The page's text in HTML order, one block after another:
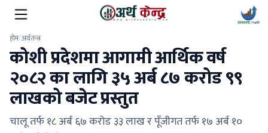
होम/अर्थतन्त्र
कोशी प्रदेशमा आगामी आर्थिक वर्ष
२०८२ का लागि ३५ अर्ब ८७ करोड ९९
लाखको बजेट प्रस्तुत
चालू तर्फ १८ अर्ब ६७ करोड ३३ लाख र पूँजीगत तर्फ १७ अर्ब १०